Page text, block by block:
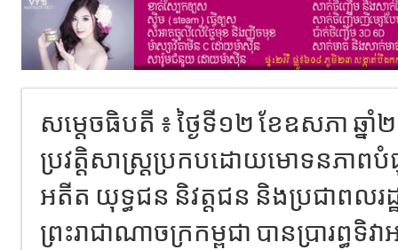
សម្តេចធិបតី ៖ ថ្ងៃទី១២ ខែឧសភា ឆ្នាំ
ប្រវត្តិសាស្ត្រប្រកបដោយមោទនភាព
អតីត យុទ្ធជន និវត្តជន និងប្រជាពលរ
ព្រះរាជាណាចក្រកម្ពុជា បានប្រារព្ធ